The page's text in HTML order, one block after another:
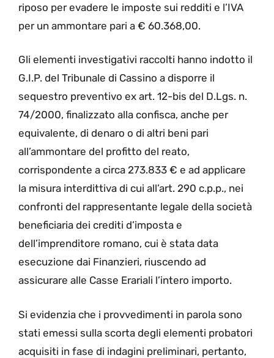
riposo per evadere le imposte sui redditi e l’IVA
per un ammontare pari a € 60.368,00.
Gli elementi investigativi raccolti hanno indotto il
G.I.P. del Tribunale di Cassino a disporre il
sequestro preventivo ex art. 12-bis del D.Lgs. n.
74/2000, finalizzato alla confisca, anche per
equivalente, di denaro o di altri beni pari
all’ammontare del profitto del reato,
corrispondente a circa 273.833 € e ad applicare
la misura interdittiva di cui all’art. 290 c.p.p., nei
confronti del rappresentante legale della società
beneficiaria dei crediti d’imposta e
dell’imprenditore romano, cui è stata data
esecuzione dai Finanzieri, riuscendo ad
assicurare alle Casse Erariali l’intero importo.
Si evidenzia che i provvedimenti in parola sono
stati emessi sulla scorta degli elementi probatori
acquisiti in fase di indagini preliminari, pertanto,